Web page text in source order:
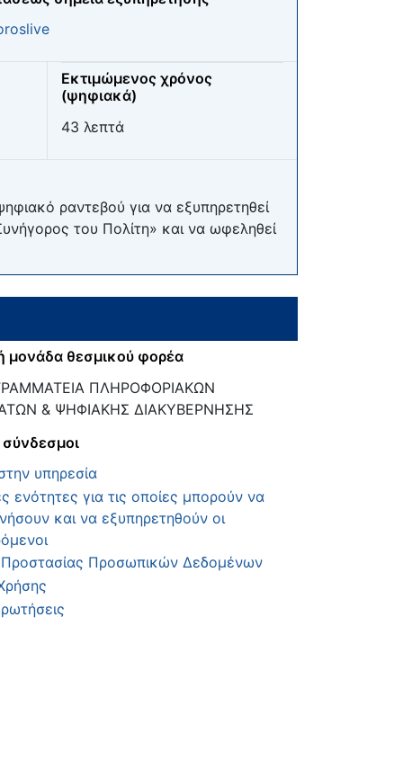
Εκτιμώμενος χρόνος
(ψηφιακά)
43 λεπτά
ραντεβού για να εξυπηρετηθεί
του Πολίτη» και να ωφεληθεί
μονάδα θεσμικού φορέα
ΠΛΗΡΟΦΟΡΙΑΚΩΝ
& ΨΗΦΙΑΚΗΣ ΔΙΑΚΥΒΕΡΝΗΣΗΣ
σύνδεσμοι
υπηρεσία
ενότητες για τις οποίες μπορούν να
και να εξυπηρετηθούν οι
Προστασίας Προσωπικών Δεδομένων